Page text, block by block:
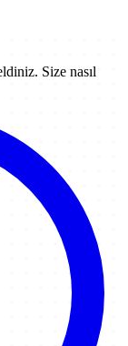
Size nasıl